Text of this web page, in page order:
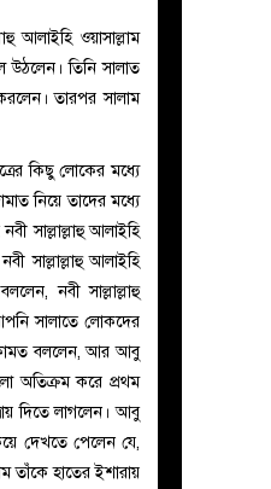
আলাইহি ওয়াসাল্লাম
উঠলেন। তিনি সালাত
তারপর সালাম
কিছু লোকের মধ্যে
নিয়ে তাদের মধ্যে
সাল্লাল্লাহু আলাইহি
সাল্লাল্লাহু আলাইহি
নবী সাল্লাল্লাহু
সালাতে লোকদের
ইকামত বললেন, আর আবু
অতিক্রম করে প্রথম
দিতে লাগলেন। আবু
দেখতে পেলেন যে,
তাঁকে হাতের ইশারায়